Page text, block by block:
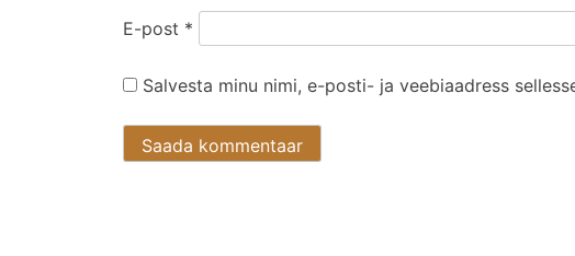
E-post *
Salvesta minu nimi, e-posti- ja veebiaadress